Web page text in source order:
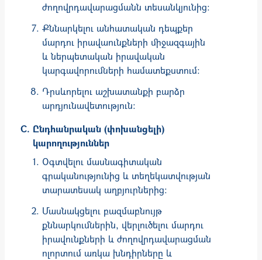
ժողովրդավարացմանն տեսանկյունից։
Քննարկելու անհատական դեպքեր
մարդու իրավաունքների միջազգային
և ներպետական իրավական
կարգավորումների համատեքստում:
Դրսևորելու աշխատանքի բարձր
արդյունավետություն:
Ընդհանրական (փոխանցելի)
կարողություններ
Օգտվելու մասնագիտական
գրականությունից և տեղեկատվության
տարատեսակ աղբյուրներից։
Մասնակցելու բազմաբնույթ
քննարկումներին, վերլուծելու մարդու
իրավունքների և ժողովրդավարացման
ոլորտում առկա խնդիրները և